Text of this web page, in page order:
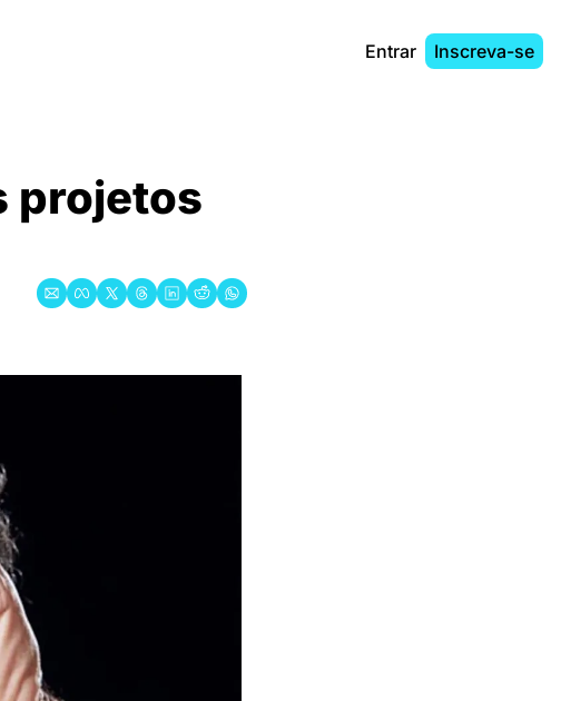
Entrar Inscreva-se
projetos